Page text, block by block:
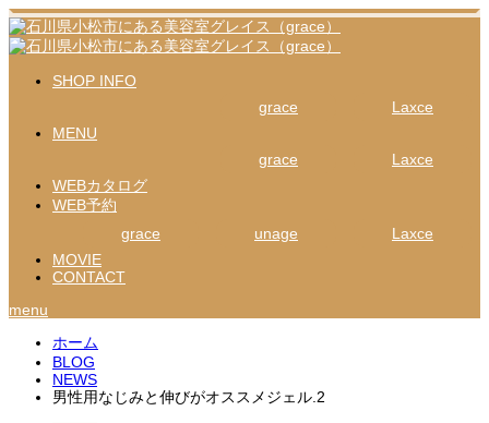
SHOP INFO
grace
Laxce
MENU
grace
Laxce
WEBカタログ
WEB予約
grace
unage
Laxce
MOVIE
CONTACT
menu
ホーム
BLOG
NEWS
男性用なじみと伸びがオススメジェル.2